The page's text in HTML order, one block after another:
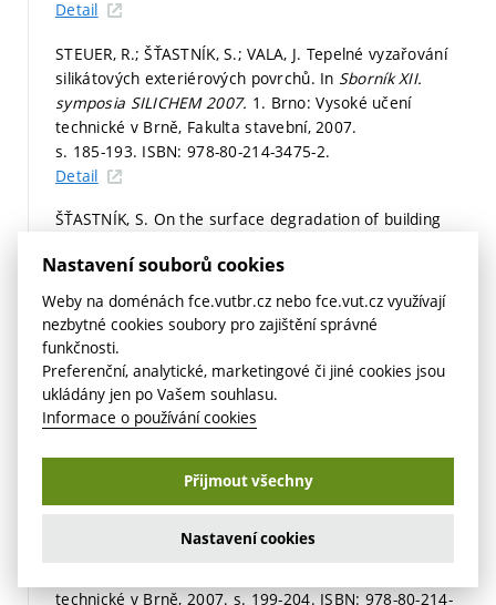
Detail
STEUER, R.; ŠŤASTNÍK, S.; VALA, J. Tepelné vyzařování
silikátových exteriérových povrchů. In Sborník XII.
symposia SILICHEM 2007. 1. Brno: Vysoké učení
technické v Brně, Fakulta stavební, 2007.
s. 185-193. ISBN: 978-80-214-3475-2.
Detail
ŠŤASTNÍK, S. On the surface degradation of building
2007, vol. 2007, iss. 2,p. 223-238.
Detail
TROJAN, A.; ŠŤASTNÍK, S. Analýza tepelných zisků
lehkého stavebního objektu z hlediska letní tepelné
ochrany budov. In
Sborník konference Construmat
2007.1. Ostrava: Vysoká škola báňská - Technická
universita Ostrava, 2007.s. 149-152.
1536-7.
omítkových směsí alternativními látkami na hodnotu
technické v Brně, 2007. s. 199-204. ISBN: 978-80-214-
Nastavení souborů cookies
Weby na doménách fce.vutbr.cz nebo fce.vut.cz využívají
nezbytné cookies soubory pro zajištění správné
funkčnosti.
Preferenční, analytické, marketingové či jiné cookies jsou
ukládány jen po Vašem souhlasu.
Informace o používání cookies
Přijmout všechny
Nastavení cookies